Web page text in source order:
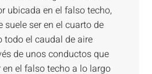
ubicada en el falso techo,
suele ser en el cuarto de
todo el caudal de aire
de unos conductos que
el falso techo a lo largo